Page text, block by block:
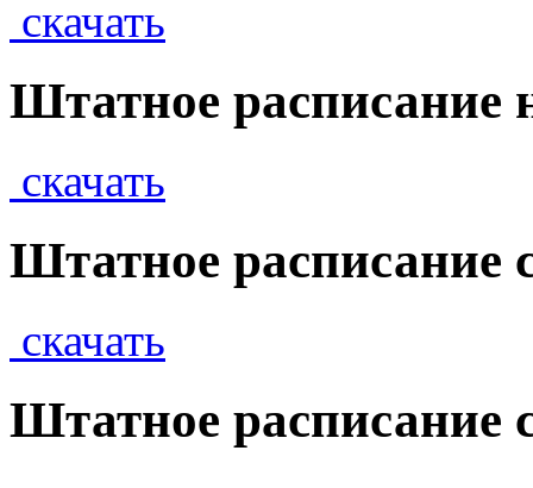
скачать
Штатное расписание
скачать
Штатное расписание
скачать
Штатное расписание